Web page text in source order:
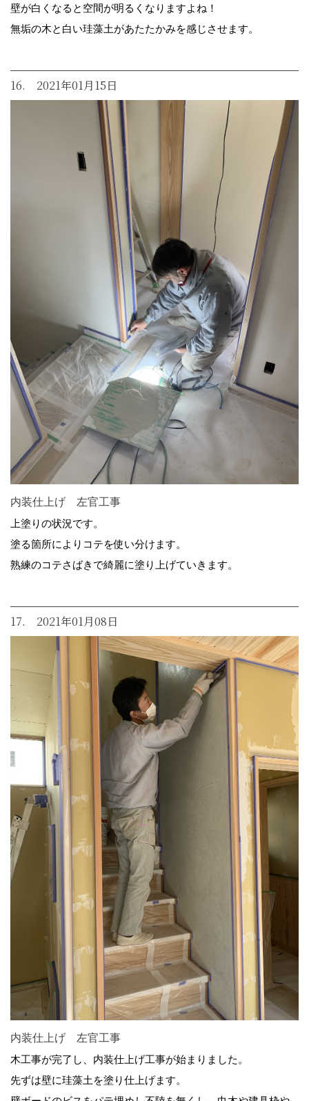
壁が白くなると空間が明るくなりますよね！
無垢の木と白い珪藻土があたたかみを感じさせます。
16. 2021年01月15日
内装仕上げ 左官工事
上塗りの状況です。
塗る箇所によりコテを使い分けます。
熟練のコテさばきで綺麗に塗り上げていきます。
17. 2021年01月08日
内装仕上げ 左官工事
木工事が完了し、内装仕上げ工事が始まりました。
先ずは壁に珪藻土を塗り仕上げます。